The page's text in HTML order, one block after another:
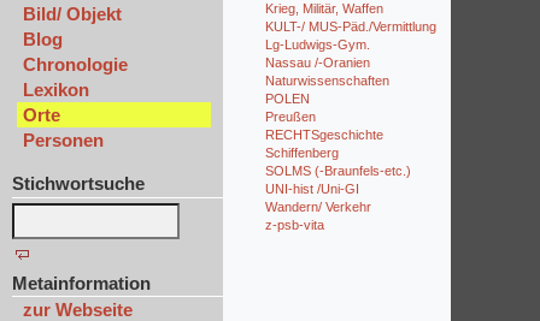
Bild/ Objekt
Blog
Chronologie
Lexikon
Orte
Personen
Stichwortsuche
Metainformation
zur Webseite
Krieg, Militär, Waffen
KULT-/ MUS-Päd./Vermittlung
Lg-Ludwigs-Gym.
Nassau /-Oranien
Naturwissenschaften
POLEN
Preußen
RECHTSgeschichte
Schiffenberg
SOLMS (-Braunfels-etc.)
UNI-hist /Uni-GI
Wandern/ Verkehr
z-psb-vita